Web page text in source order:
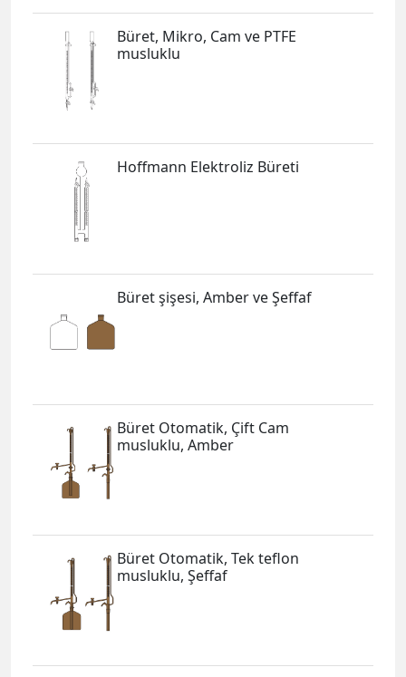
Büret, Mikro, Cam ve PTFE
musluklu
Hoffmann Elektroliz Büreti
Büret şişesi, Amber ve Şeffaf
Büret Otomatik, Çift Cam
musluklu, Amber
Büret Otomatik, Tek teflon
musluklu, Şeffaf